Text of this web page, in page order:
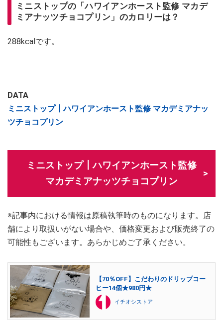
ミニストップの「ハワイアンホースト監修 マカデ
ミアナッツチョコプリン」のカロリーは？
288kcalです。
DATA
ミニストップ┃ハワイアンホースト監修 マカデミアナッ
ツチョコプリン
ミニストップ┃ハワイアンホースト監修
マカデミアナッツチョコプリン
※記事内における情報は原稿執筆時のものになります。店
舗により取扱いがない場合や、価格変更および販売終了の
可能性もございます。あらかじめご了承ください。
【70％OFF】こだわりのドリップコー
ヒー14個★980円★
イチオシストア